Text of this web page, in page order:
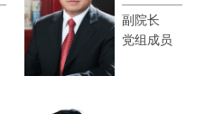
副院长
党组成员